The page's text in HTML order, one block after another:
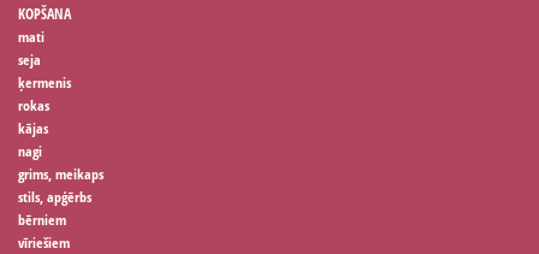
KOPŠANA
mati
seja
ķermenis
rokas
kājas
nagi
grims, meikaps
stils, apģērbs
bērniem
vīriešiem